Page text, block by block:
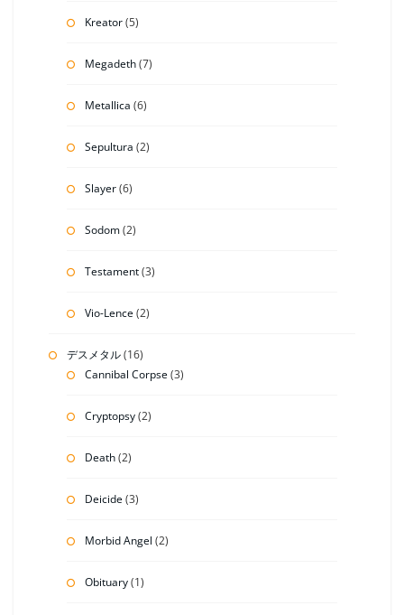
Kreator(5)
Megadeth(7)
Metallica (6)
Sepultura (2)
Slayer(6)
Sodom(2)
Testament(3)
Vio-Lence(2)
デスメタル(16)
Cannibal Corpse(3)
Cryptopsy(2)
Death(2)
Deicide(3)
Morbid Angel (2)
Obituary(1)